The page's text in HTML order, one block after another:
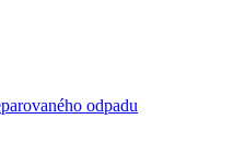
odpadu